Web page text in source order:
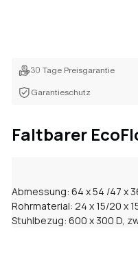
30 Tage Preisgarantie
Garantieschutz
Faltbarer
Abmessung: 64 x 54 /47 x
Rohrmaterial: 24 x 15/20 x
Stuhlbezug: 600 x 300 D,